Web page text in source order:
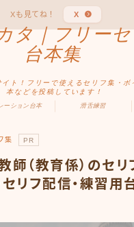
Xも見てね！ X
タ｜フリー
台本集
ト！フリーで使えるセリフ集・ボ
本などを投稿しています！
ーション台本 滑舌練習
集 PR
師（教育係）のセリ
セリフ配信・練習用